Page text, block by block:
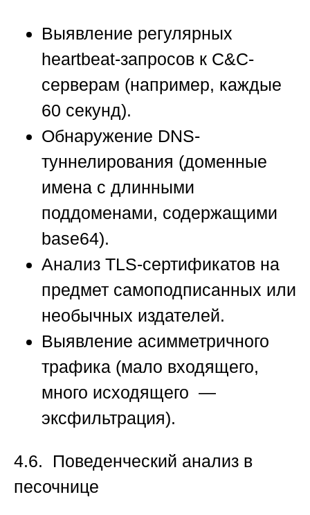
Выявление регулярных
heartbeat-запросов к C&C-
серверам (например, каждые
60 секунд).
Обнаружение DNS-
туннелирования (доменные
имена с длинными
поддоменами, содержащими
base64).
Анализ TLS-сертификатов на
предмет самоподписанных или
необычных издателей.
Выявление асимметричного
трафика (мало входящего,
много исходящего —
эксфильтрация).
4.6. Поведенческий анализ в
песочнице